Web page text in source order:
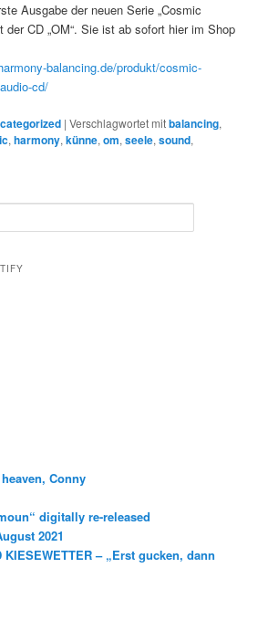
Ausgabe der neuen Serie „Cosmic
der CD „OM“. Sie ist ab sofort hier im Shop
balancing.de/produkt/cosmic-
cd/
|Verschlagwortet mitbalancing,
,harmony,künne,om,seele,sound,
Conny
digitally re-released
2021
KIESEWETTER – „Erst gucken, dann